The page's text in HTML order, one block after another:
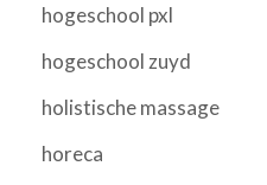
hogeschool pxl
hogeschool zuyd
holistische massage
horeca